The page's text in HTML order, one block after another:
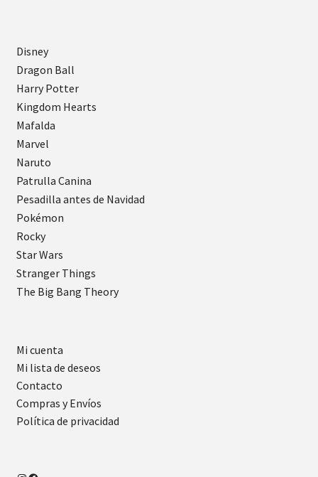
Disney
Dragon Ball
Harry Potter
Kingdom Hearts
Mafalda
Marvel
Naruto
Patrulla Canina
Pesadilla antes de Navidad
Pokémon
Rocky
Star Wars
Stranger Things
The Big Bang Theory
Mi cuenta
Mi lista de deseos
Contacto
Compras y Envíos
Política de privacidad